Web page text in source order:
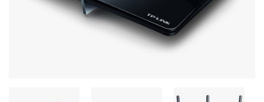
Server equipment